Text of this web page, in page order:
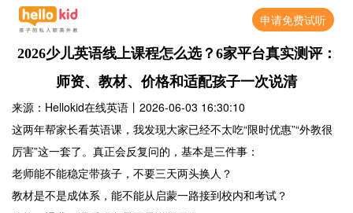
申请免费试听
2026少儿英语线上课程怎么选？6家平台真实测评：
师资、教材、价格和适配孩子一次说清
来源：Hellokid在线英语 丨 2026-06-03 16:30:10
这两年帮家长看英语课，我发现大家已经不太吃“限时优惠”“外教很
厉害”这一套了。真正会反复问的，基本是三件事：
老师能不能稳定带孩子，不要三天两头换人？
教材是不是成体系，能不能从启蒙一路接到校内和考试？